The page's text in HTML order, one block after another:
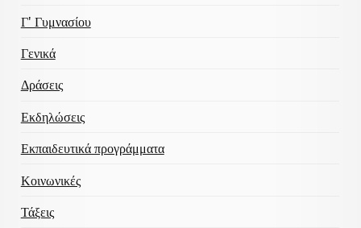
Γ' Γυμνασίου
Γενικά
Δράσεις
Εκδηλώσεις
Εκπαιδευτικά προγράμματα
Κοινωνικές
Τάξεις